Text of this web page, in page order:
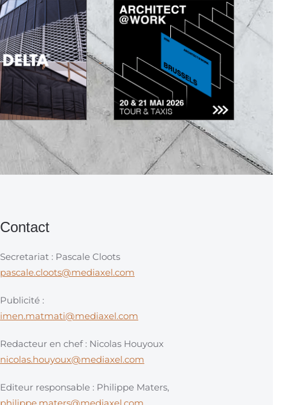
Contact
Secretariat : Pascale Cloots
pascale.cloots@mediaxel.com
Publicité :
imen.matmati@mediaxel.com
Redacteur en chef : Nicolas Houyoux
nicolas.houyoux@mediaxel.com
Editeur responsable : Philippe Maters,